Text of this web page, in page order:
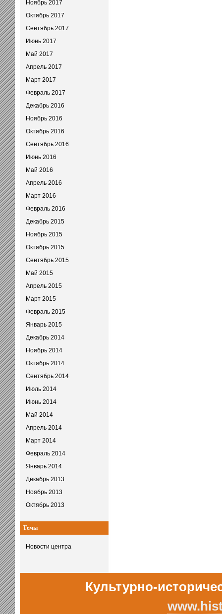
Ноябрь 2017
Октябрь 2017
Сентябрь 2017
Июнь 2017
Май 2017
Апрель 2017
Март 2017
Февраль 2017
Декабрь 2016
Ноябрь 2016
Октябрь 2016
Сентябрь 2016
Июнь 2016
Май 2016
Апрель 2016
Март 2016
Февраль 2016
Декабрь 2015
Ноябрь 2015
Октябрь 2015
Сентябрь 2015
Май 2015
Апрель 2015
Март 2015
Февраль 2015
Январь 2015
Декабрь 2014
Ноябрь 2014
Октябрь 2014
Сентябрь 2014
Июль 2014
Июнь 2014
Май 2014
Апрель 2014
Март 2014
Февраль 2014
Январь 2014
Декабрь 2013
Ноябрь 2013
Октябрь 2013
Темы
Новости центра
Культурно-